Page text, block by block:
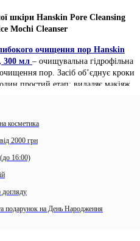
шкіри Hanskin Pore Cleansing
Mochi Cleanser
очищення пор Hanskin
300 мл – очищувальна гідрофільна
пор. Засіб об’єднує кроки
простий етап: видаляє макіяж,
себуму. Ніжна формула з Бетаїном
Натуральні олії, включно з
олій цитрусових (апельсин,
шкіру м’якою, свіжою та
Oil BHA:
та забруднення
косметика
2000 грн
(до 16:00)
догляду
подарунок на День Народження